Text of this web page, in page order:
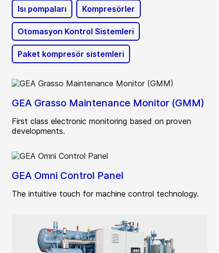
Isı pompaları Kompresörler
Otomasyon Kontrol Sistemleri
Paket kompresör sistemleri
GEA Grasso Maintenance Monitor (GMM)
First class electronic monitoring based on proven
developments.
GEA Omni Control Panel
The intuitive touch for machine control technology.